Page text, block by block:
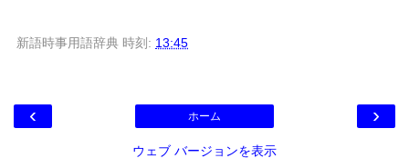
新語時事用語辞典 時刻: 13:45
‹ ›
ホーム
ウェブ バージョンを表示